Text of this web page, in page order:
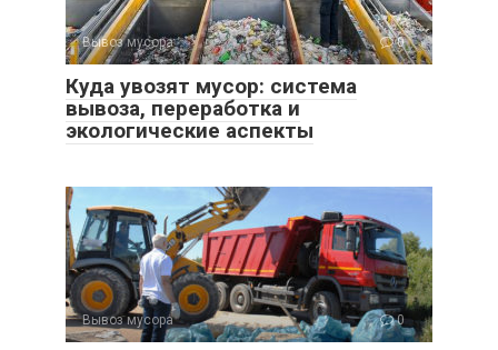
Вывоз мусора 0
Куда увозят мусор: система
вывоза, переработка и
экологические аспекты
Вывоз мусора 0